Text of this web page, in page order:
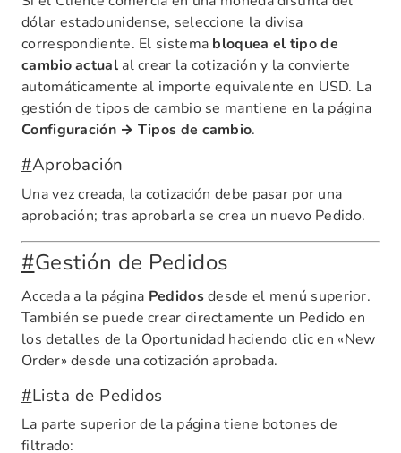
dólar estadounidense, seleccione la divisa
correspondiente. El sistema bloquea el tipo de
cambio actualal crear la cotización y la convierte
automáticamente al importe equivalente en USD. La
gestión de tipos de cambio se mantiene en la página
Configuración → Tipos de cambio.
#Aprobación
Una vez creada, la cotización debe pasar por una
aprobación; tras aprobarla se crea un nuevo Pedido.
#Gestión de Pedidos
Acceda a la página Pedidosdesde el menú superior.
También se puede crear directamente un Pedido en
los detalles de la Oportunidad haciendo clic en «New
Order» desde una cotización aprobada.
#Lista de Pedidos
La parte superior de la página tiene botones de
filtrado: